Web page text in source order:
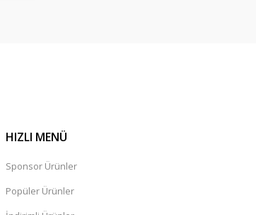
HIZLI MENÜ
Sponsor Ürünler
Popüler Ürünler